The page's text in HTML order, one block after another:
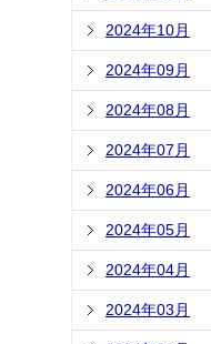
2024年10月
2024年09月
2024年08月
2024年07月
2024年06月
2024年05月
2024年04月
2024年03月